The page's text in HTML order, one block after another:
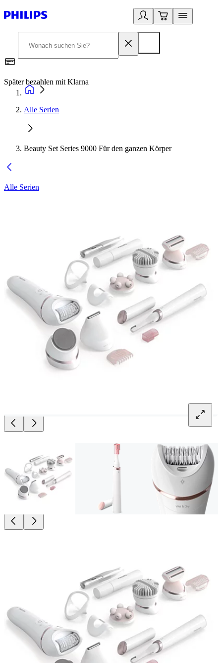
Später bezahlen mit Klarna
Alle Serien
Beauty Set Series 9000 Für den ganzen Körper
Alle Serien